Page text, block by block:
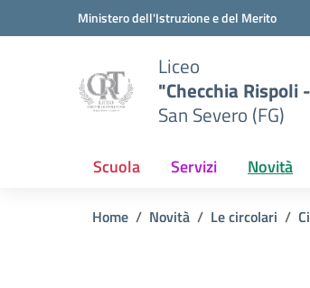
Vai ai contenuti
Vai al menu di navigazioneMinistero dell'Istruzione e del Merito
Liceo
"Checchia Rispoli
San Severo (FG)
Scuola Servizi Novità
Home Novità Le circolari